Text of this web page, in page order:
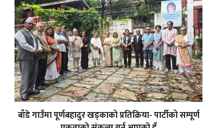
बाँडे गाउँमा पूर्णबहादुर खड्काको प्रतिक्रिया- पार्टीको सम्पूर्ण